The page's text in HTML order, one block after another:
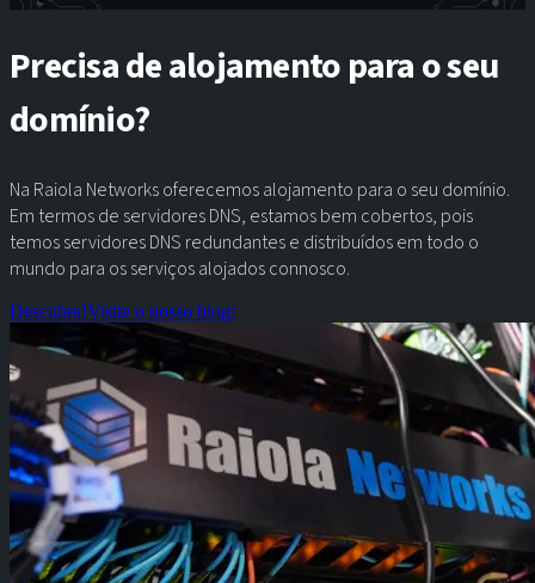
Precisa de alojamento para o seu
domínio?
Na Raiola Networks oferecemos alojamento para o seu domínio.
Em termos de servidores DNS, estamos bem cobertos, pois
temos servidores DNS redundantes e distribuídos em todo o
mundo para os serviços alojados connosco.
Descubra!Visite o nosso blog!